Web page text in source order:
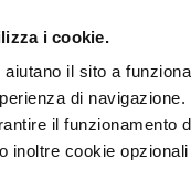
i cookie.
il sito a
di navigazione.
il funzionamento
inoltre cookie
stampo, seguita da
dello stampo
la finitura